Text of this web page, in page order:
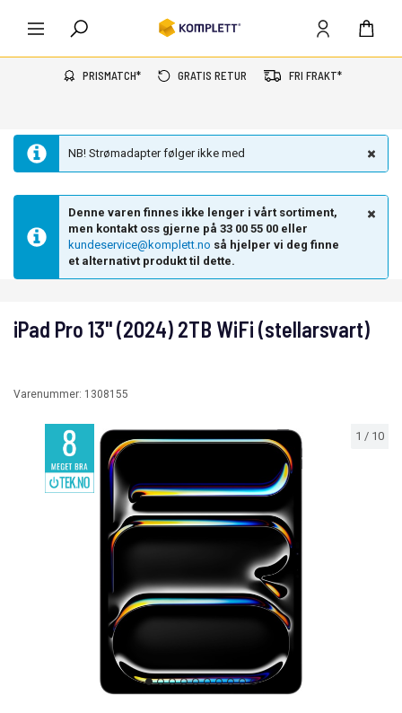
PRISMATCH* GRATIS RETUR FRI FRAKT*
NB! Strømadapter følger ikke med
Denne varen finnes ikke lenger i vårt sortiment,
men kontakt oss gjerne på 33 00 55 00 eller
kundeservice@komplett.no så hjelper vi deg finne
et alternativt produkt til dette.
1 / 10
iPad Pro 13" (2024) 2TB WiFi (stellarsvart)
Varenummer: 1308155